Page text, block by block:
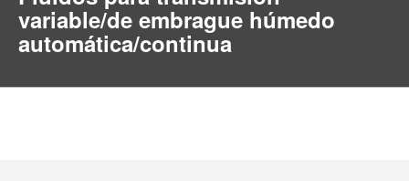
variable/de embrague húmedo
automática/continua